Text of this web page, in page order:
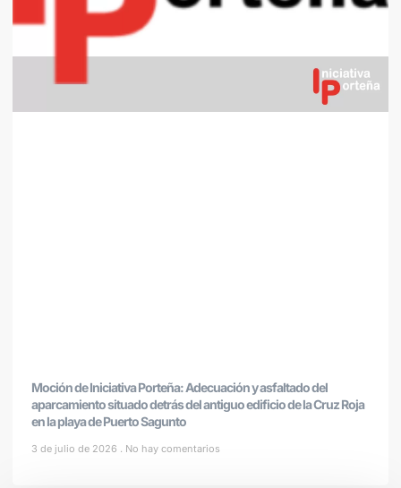
Moción de Iniciativa Porteña: Adecuación y asfaltado del
aparcamiento situado detrás del antiguo edificio de la Cruz Roja
en la playa de Puerto Sagunto
3 de julio de 2026 No hay comentarios